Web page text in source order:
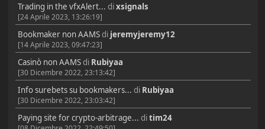
Trading in the vfxAlert... dixsignals
[24 Aprile 2023, 13:26:19]
Bookmaker non AAMSdi jeremyjeremy12
[14 Aprile 2023, 09:47:23]
Casinò non AAMSdi Rubiyaa
[30 Dicembre 2022, 23:13:42]
Info surebets su bookmakers... di Rubiyaa
[30 Dicembre 2022, 23:03:42]
Paying site for crypto-arbitrage... ditim24